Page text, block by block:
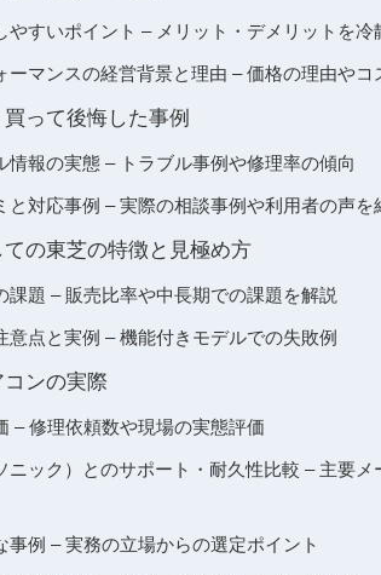
すいポイント – メリット・デメリットを冷
マンスの経営背景と理由 – 価格の理由やコ
って後悔した事例
報の実態 – トラブル事例や修理率の傾向
対応事例 – 実際の相談事例や利用者の声を
の東芝の特徴と見極め方
題 – 販売比率や中長期での課題を解説
点と実例 – 機能付きモデルでの失敗例
ンの実際
– 修理依頼数や現場の実態評価
ック）とのサポート・耐久性比較 – 主要メ
例 – 実務の立場からの選定ポイント